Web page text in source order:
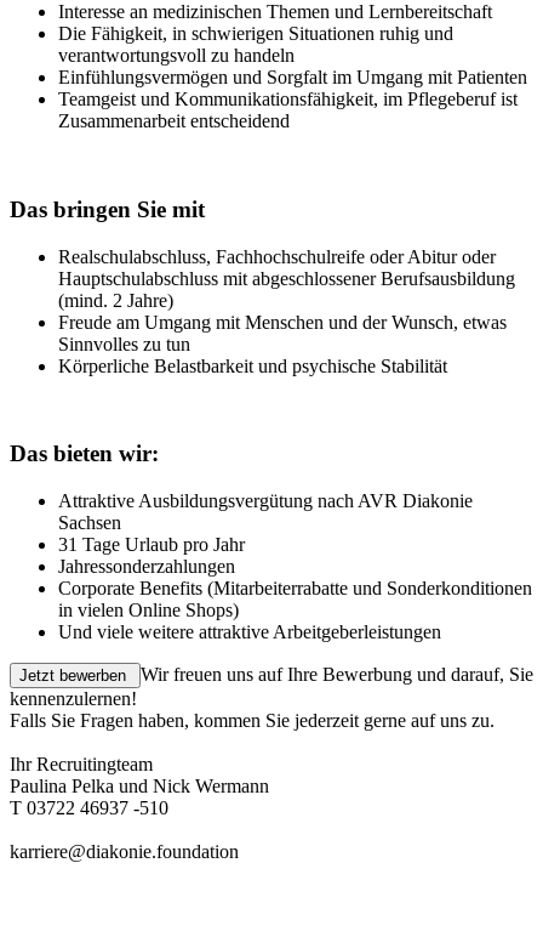
Interesse an medizinischen Themen und Lernbereitschaft
Die Fähigkeit, in schwierigen Situationen ruhig und
verantwortungsvoll zu handeln
Einfühlungsvermögen und Sorgfalt im Umgang mit Patienten
Teamgeist und Kommunikationsfähigkeit, im Pflegeberuf ist
Zusammenarbeit entscheidend
Das bringen Sie mit
Realschulabschluss, Fachhochschulreife oder Abitur oder
Hauptschulabschluss mit abgeschlossener Berufsausbildung
(mind. 2 Jahre)
Freude am Umgang mit Menschen und der Wunsch, etwas
Sinnvolles zu tun
Körperliche Belastbarkeit und psychische Stabilität
Das bieten wir:
Attraktive Ausbildungsvergütung nach AVR Diakonie
Sachsen
31 Tage Urlaub pro Jahr
Jahressonderzahlungen
Corporate Benefits (Mitarbeiterrabatte und Sonderkonditionen
in vielen Online Shops)
Und viele weitere attraktive Arbeitgeberleistungen
Wir freuen uns auf Ihre Bewerbung und darauf, Sie
kennenzulernen!
Falls Sie Fragen haben, kommen Sie jederzeit gerne auf uns zu.
Ihr Recruitingteam
Paulina Pelka und Nick Wermann
T 03722 46937 -510
karriere@diakonie.foundation